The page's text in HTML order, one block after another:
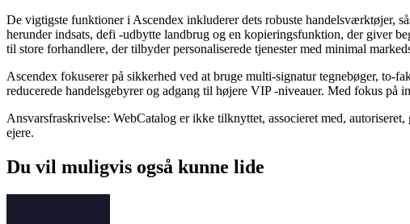
De vigtigste funktioner i Ascendex inkluderer dets robuste handelsværktøjer,
herunder indsats, defi -udbytte landbrug og en kopieringsfunktion, der giver
til store forhandlere, der tilbyder personaliserede tjenester med minimal
Ascendex fokuserer på sikkerhed ved at bruge multi-signatur tegnebøger,
reducerede handelsgebyrer og adgang til højere VIP -niveauer. Med fokus
Ansvarsfraskrivelse: WebCatalog er ikke tilknyttet, associeret med,
ejere.
Du vil muligvis også kunne lide